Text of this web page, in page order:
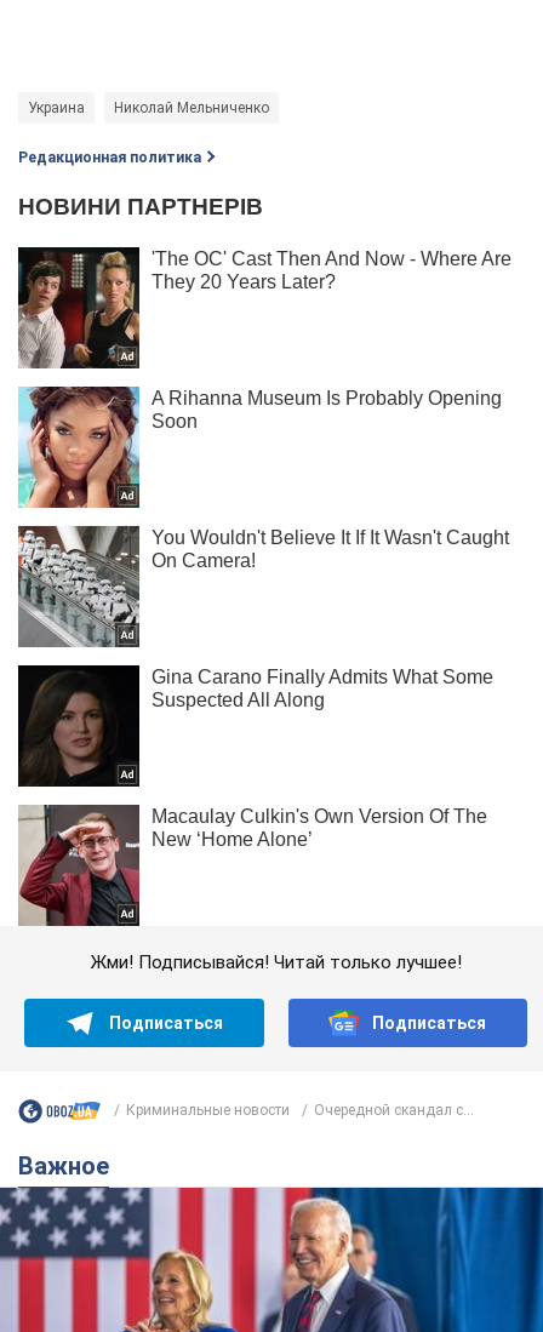
Украина Николай Мельниченко
Редакционная политика
Жми! Подписывайся! Читай только лучшее!
Подписаться Подписаться
Криминальные новости Очередной скандал с...
Важное